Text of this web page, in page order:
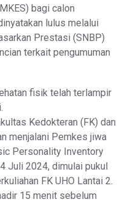
bagi calon
lulus melalui
Prestasi (SNBP)
terkait pengumuman
fisik telah terlampir
Kedokteran (FK) dan
menjalani Pemkes jiwa
Personality Inventory
Juli 2024, dimulai pukul
FK UHO Lantai 2.
15 menit sebelum